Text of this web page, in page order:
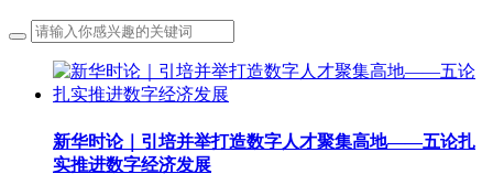
新华时论｜引培并举打造数字人才聚集高地——五论扎
实推进数字经济发展